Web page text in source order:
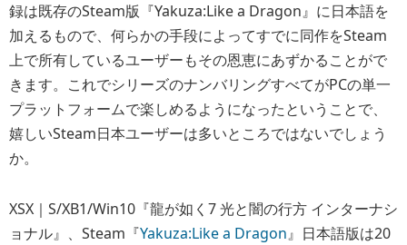
録は既存のSteam版『Yakuza:Like a Dragon』に日本語を
加えるもので、何らかの手段によってすでに同作をSteam
上で所有しているユーザーもその恩恵にあずかることがで
きます。これでシリーズのナンバリングすべてがPCの単一
プラットフォームで楽しめるようになったということで、
嬉しいSteam日本ユーザーは多いところではないでしょう
か。
XSX｜S/XB1/Win10『龍が如く7 光と闇の行方 インターナシ
ョナル』、Steam『Yakuza:Like a Dragon』日本語版は20